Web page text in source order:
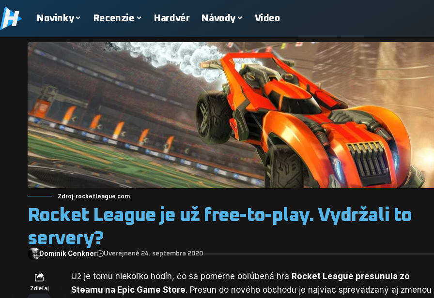
Novinky Recenzie Hardvér Návody Video
Zdroj: rocketleague.com
Rocket League je už free-to-play. Vydržali to
servery?
Dominik Cenkner Uverejnené 24. septembra 2020
Zdieľaj
Už je tomu niekoľko hodín, čo sa pomerne obľúbená hra Rocket League presunula zo
Steamu na Epic Game Store. Presun do nového obchodu je najviac sprevádzaný aj zmenou